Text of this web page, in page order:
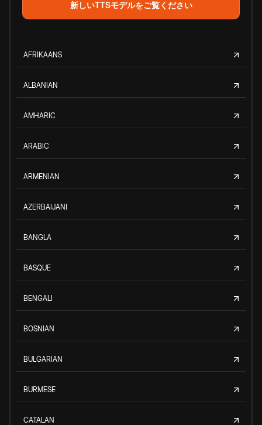
新しいTTSモデルをご覧ください
AFRIKAANS
ALBANIAN
AMHARIC
ARABIC
ARMENIAN
AZERBAIJANI
BANGLA
BASQUE
BENGALI
BOSNIAN
BULGARIAN
BURMESE
CATALAN